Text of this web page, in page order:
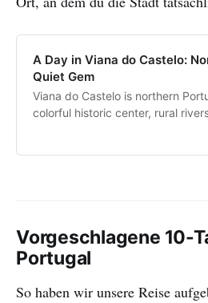
A Day in Viana do Castelo:
Quiet Gem
Viana do Castelo is northern
colorful historic center, rural
Vorgeschlagene 10-
Portugal
So haben wir unsere Reise